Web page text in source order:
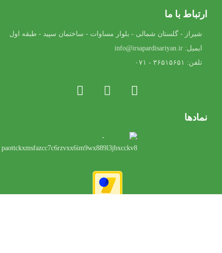
ارتباط با ما
شیراز - گلستان شمالی - بلوار مساوات - ساختمان سپید - طبقه اول
ایمیل: info@irsapardisariyan.ir
تلفن: ۳۶۵۱۵۶۵۱ - ۰۷۱
نمادها